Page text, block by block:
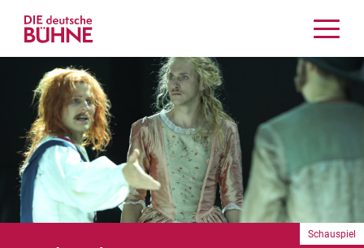
Kritiken
Schauspiel
Musiktheater
Tanz
Crossover
Bühnenwelt
Festivals & Veranstaltungen
Schauspiel